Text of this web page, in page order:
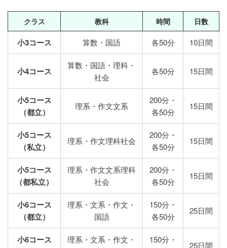
クラス 教科 時間 日数
小3コース 算数・国語 各50分 10日間
小4コース
算数・国語・理科・
社会
各50分 15日間
小5コース
（都立）
理系・作文文系
200分・
各50分
15日間
小5コース
（私立）
理系・作文理科社会
200分・
各50分
15日間
小5コース
（都私立）
理系・作文文系理科
社会
200分・
各50分
15日間
小6コース
（都立）
理系・文系・作文・
国語
150分・
各50分
25日間
小6コース
理系・文系・作文・
150分・
25日間